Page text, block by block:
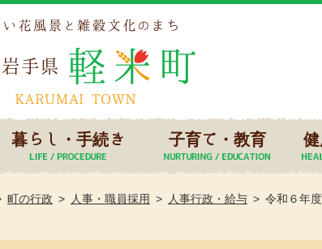
暮らし・手続き 子育て・教育
町の行政 人事・職員採用 人事行政・給与 令和６年